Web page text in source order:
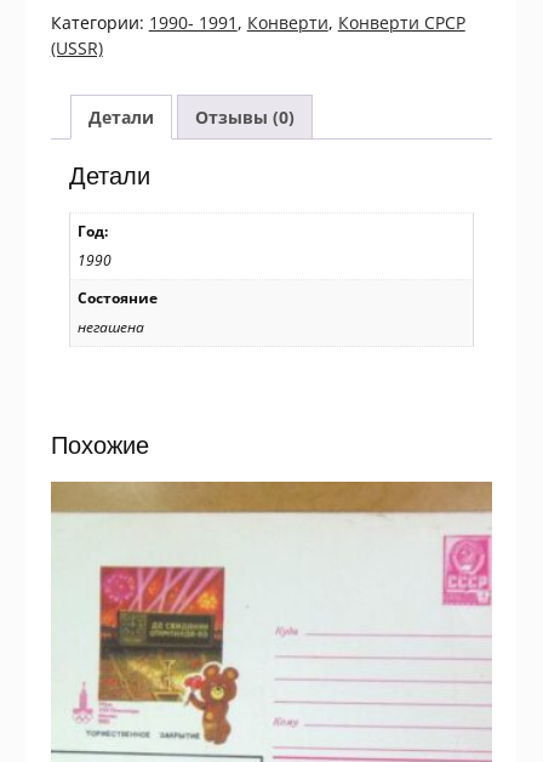
СССР
1990.
Пермь.
Скульптурная
композиция
/k201
Категории: 1990- 1991 , Конверти, Конверти СРСР
(USSR)
Детали Отзывы (0)
Детали
Год:
1990
Состояние
негашена
Похожие